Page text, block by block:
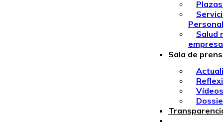
Personal
Salud
empresa
Sala de
Vídeos